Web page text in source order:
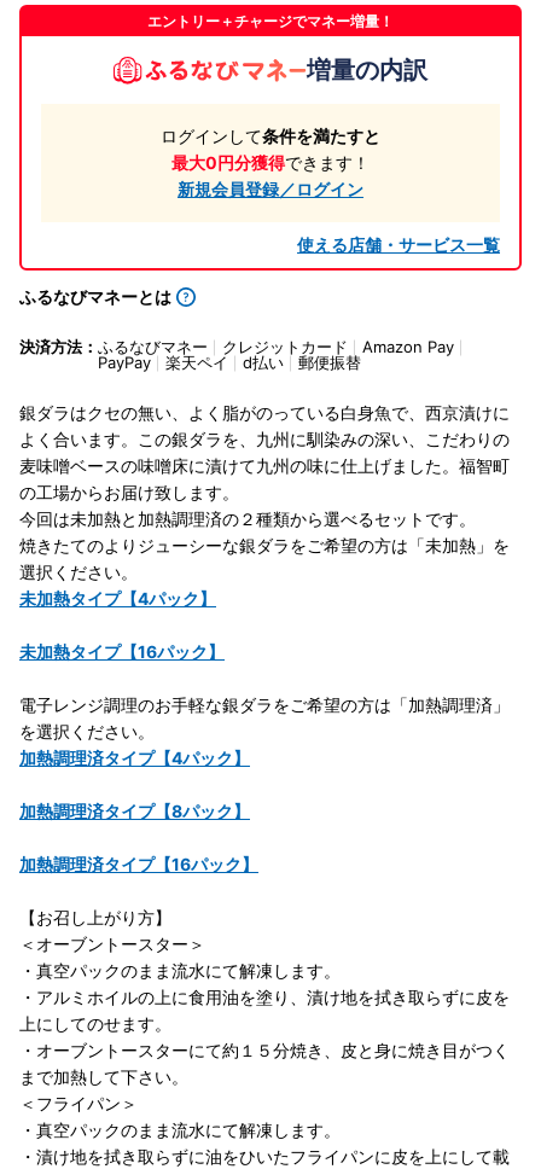
エントリー＋チャージでマネー増量！
増量の内訳
ログインして条件を満たすと
最大0円分獲得できます！
新規会員登録／ログイン
使える店舗・サービス一覧
ふるなびマネーとは
決済方法： ふるなびマネー クレジットカード
Amazon Pay
PayPay
楽天ペイ d払い 郵便振替
銀ダラはクセの無い、よく脂がのっている白身魚で、西京漬けに
よく合います。この銀ダラを、九州に馴染みの深い、こだわりの
麦味噌ベースの味噌床に漬けて九州の味に仕上げました。福智町
の工場からお届け致します。
今回は未加熱と加熱調理済の２種類から選べるセットです。
焼きたてのよりジューシーな銀ダラをご希望の方は「未加熱」を
選択ください。
未加熱タイプ【4パック】
未加熱タイプ【16パック】
電子レンジ調理のお手軽な銀ダラをご希望の方は「加熱調理済」
を選択ください。
加熱調理済タイプ【4パック】
加熱調理済タイプ【8パック】
加熱調理済タイプ【16パック】
【お召し上がり方】
＜オーブントースター＞
・真空パックのまま流水にて解凍します。
・アルミホイルの上に食用油を塗り、漬け地を拭き取らずに皮を
上にしてのせます。
・オーブントースターにて約１５分焼き、皮と身に焼き目がつく
まで加熱して下さい。
＜フライパン＞
・真空パックのまま流水にて解凍します。
・漬け地を拭き取らずに油をひいたフライパンに皮を上にして載